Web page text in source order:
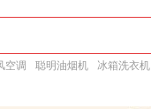
空调 聪明油烟机 冰箱洗衣机